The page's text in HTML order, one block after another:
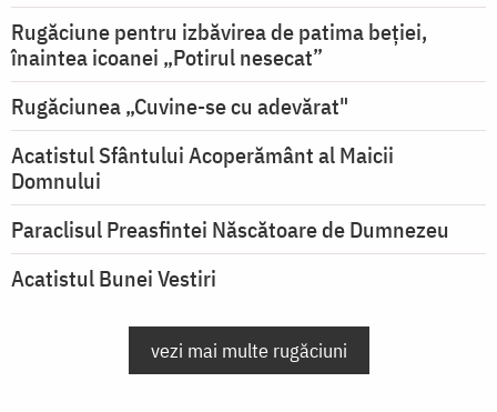
Rugăciune pentru izbăvirea de patima beției,
înaintea icoanei „Potirul nesecat”
Rugăciunea „Cuvine-se cu adevărat"
Acatistul Sfântului Acoperământ al Maicii
Domnului
Paraclisul Preasfintei Născătoare de Dumnezeu
Acatistul Bunei Vestiri
vezi mai multe rugăciuni